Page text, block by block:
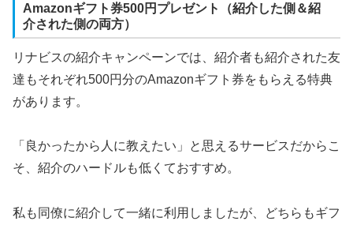
Amazonギフト券500円プレゼント（紹介した側＆紹
介された側の両方）
リナビスの紹介キャンペーンでは、紹介者も紹介された友
達もそれぞれ500円分のAmazonギフト券をもらえる特典
があります。
「良かったから人に教えたい」と思えるサービスだからこ
そ、紹介のハードルも低くておすすめ。
私も同僚に紹介して一緒に利用しましたが、どちらもギフ